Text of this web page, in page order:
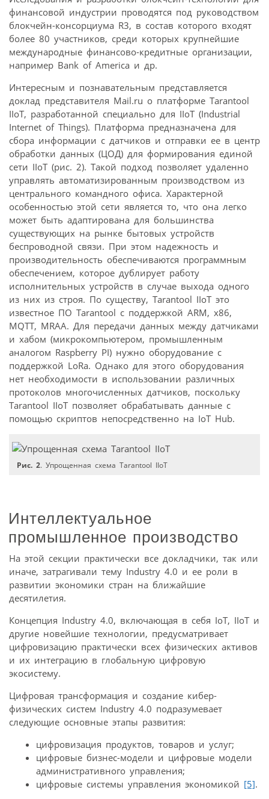
финансовой индустрии проводятся под руководством
блокчейн-консорциума R3, в состав которого входят
более 80 участников, среди которых крупнейшие
международные финансово-кредитные организации,
например Bank of America и др.
Интересным и познавательным представляется
доклад представителя Mail.ru о платформе Tarantool
IIoT, разработанной специально для IIoT (Industrial
Internet of Things). Платформа предназначена для
сбора информации с датчиков и отправки ее в центр
обработки данных (ЦОД) для формирования единой
сети IIoT (рис. 2). Такой подход позволяет удаленно
управлять автоматизированным производством из
центрального командного офиса. Характерной
особенностью этой сети является то, что она легко
может быть адаптирована для большинства
существующих на рынке бытовых устройств
беспроводной связи. При этом надежность и
производительность обеспечиваются программным
обеспечением, которое дублирует работу
исполнительных устройств в случае выхода одного
из них из строя. По существу, Tarantool IIoT это
известное ПО Tarantool с поддержкой ARM, x86,
MQTT, MRAA. Для передачи данных между датчиками
и хабом (микрокомпьютером, промышленным
аналогом Raspberry PI) нужно оборудование с
поддержкой LoRa. Однако для этого оборудования
нет необходимости в использовании различных
протоколов многочисленных датчиков, поскольку
Tarantool IIoT позволяет обрабатывать данные с
помощью скриптов непосредственно на IoT Hub.
Рис. 2. Упрощенная схема Tarantool IIoT
Интеллектуальное
промышленное производство
На этой секции практически все докладчики, так или
иначе, затрагивали тему Industry 4.0 и ее роли в
развитии экономики стран на ближайшие
десятилетия.
Концепция Industry 4.0, включающая в себя IoT, IIoT и
другие новейшие технологии, предусматривает
цифровизацию практически всех физических активов
и их интеграцию в глобальную цифровую
экосистему.
Цифровая трансформация и создание кибер-
физических систем Industry 4.0 подразумевает
следующие основные этапы развития:
цифровизация продуктов, товаров и услуг;
цифровые бизнес-модели и цифровые модели
административного управления;
цифровые системы управления экономикой [5].